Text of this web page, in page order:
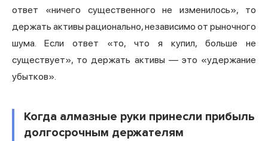
ответ «ничего существенного не изменилось», то
держать активы рационально, независимо от рыночного
шума. Если ответ «то, что я купил, больше не
существует», то держать активы — это «удержание
убытков».
Когда алмазные руки принесли прибыль
долгосрочным держателям